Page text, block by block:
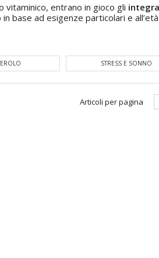
vitaminico, entrano in gioco gli
base ad esigenze particolari e
STRESS E SONNO
Articoli per pagina